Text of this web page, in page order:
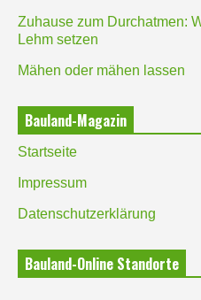
Zuhause zum Durchatmen:
Lehm setzen
Mähen oder mähen lassen
Bauland-Magazin
Startseite
Impressum
Datenschutzerklärung
Bauland-Online Standorte